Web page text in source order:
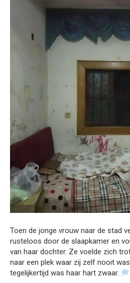
Toen de jonge vrouw naar de stad
rusteloos door de slaapkamer en
van haar dochter. Ze voelde zich
naar een plek waar zij zelf nooit
tegelijkertijd was haar hart zwaar.